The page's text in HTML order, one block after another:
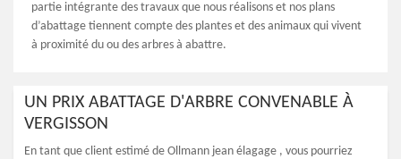
partie intégrante des travaux que nous réalisons et nos plans
d’abattage tiennent compte des plantes et des animaux qui vivent
à proximité du ou des arbres à abattre.
UN PRIX ABATTAGE D'ARBRE CONVENABLE À
VERGISSON
En tant que client estimé de Ollmann jean élagage , vous pourriez